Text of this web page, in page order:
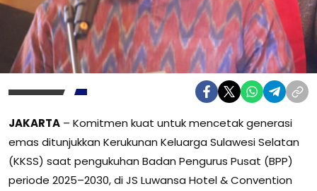
JAKARTA – Komitmen kuat untuk mencetak generasi
emas ditunjukkan Kerukunan Keluarga Sulawesi Selatan
(KKSS) saat pengukuhan Badan Pengurus Pusat (BPP)
periode 2025–2030, di JS Luwansa Hotel & Convention